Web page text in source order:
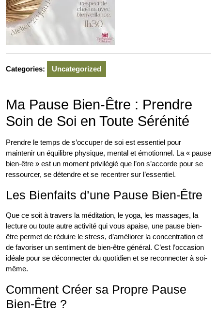
Categories: Uncategorized
Ma Pause Bien-Être : Prendre
Soin de Soi en Toute Sérénité
Prendre le temps de s’occuper de soi est essentiel pour
maintenir un équilibre physique, mental et émotionnel. La « pause
bien-être » est un moment privilégié que l’on s’accorde pour se
ressourcer, se détendre et se recentrer sur l’essentiel.
Les Bienfaits d’une Pause Bien-Être
Que ce soit à travers la méditation, le yoga, les massages, la
lecture ou toute autre activité qui vous apaise, une pause bien-
être permet de réduire le stress, d’améliorer la concentration et
de favoriser un sentiment de bien-être général. C’est l’occasion
idéale pour se déconnecter du quotidien et se reconnecter à soi-
même.
Comment Créer sa Propre Pause
Bien-Être ?